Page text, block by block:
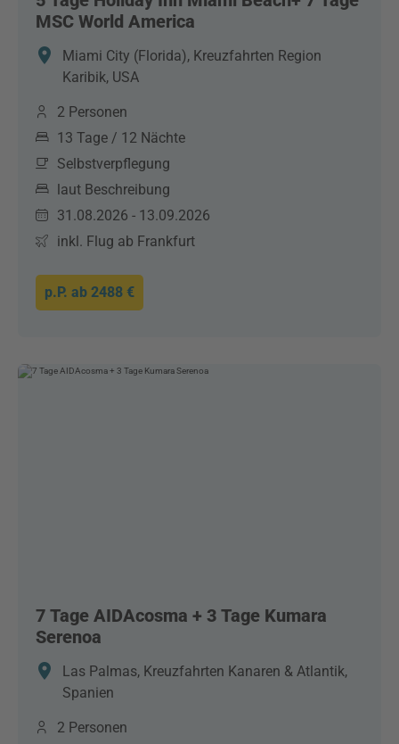
MSC World America
Miami City (Florida), Kreuzfahrten Region
Karibik, USA
2 Personen
13 Tage / 12 Nächte
Selbstverpflegung
laut Beschreibung
31.08.2026 - 13.09.2026
inkl. Flug ab Frankfurt
p.P. ab 2488 €
7 Tage AIDAcosma + 3 Tage Kumara
Serenoa
Las Palmas, Kreuzfahrten Kanaren & Atlantik,
Spanien
2 Personen